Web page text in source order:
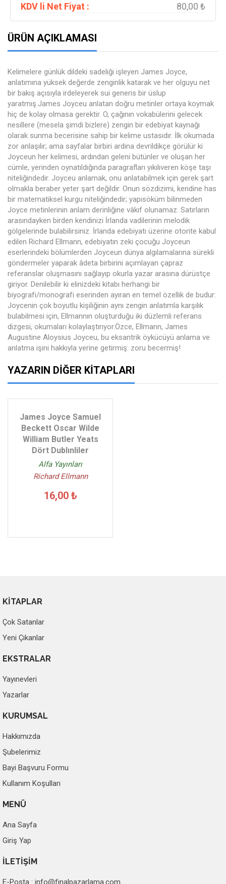
KDV li Net Fiyat :
80,00 ₺
ÜRÜN AÇIKLAMASI
Kelimelere günlük dildeki sadeliği işleyen James Joyce,
anlatımına yüksek değerde zenginlik katarak ve her olguyu net
bir bakış açısıyla irdeleyerek sui generis bir üslup
yaratmış.James Joyceu anlatan doğru metinler ortaya koymak
hiç de kolay olmasa gerektir. O, çağının vokabülerini gelecek
nesillere (mesela şimdi bizlere) zengin bir edebiyat kaynağı
olarak sunma becerisine sahip bir kelime ustasıdır. İlk okumada
zor anlaşılır; ama sayfalar birbiri ardına devrildikçe görülür ki
Joyceun her kelimesi, ardından geleni bütünler ve oluşan her
cümle, yerinden oynatıldığında paragrafları yıkılıveren köşe taşı
niteliğindedir. Joyceu anlamak, onu anlatabilmek için gerek şart
olmakla beraber yeter şart değildir. Onun sözdizimi, kendine has
bir matematiksel kurgu niteliğindedir; yapısöküm bilinmeden
Joyce metinlerinin anlam derinliğine vâkıf olunamaz. Satırların
arasındayken birden kendinizi İrlanda vadilerinin melodik
gölgelerinde bulabilirsiniz. İrlanda edebiyatı üzerine otorite kabul
edilen Richard Ellmann, edebiyatın zeki çocuğu Joyceun
eserlerindeki bölümlerden Joyceun dünya algılamalarına sürekli
göndermeler yaparak âdeta birbirini açımlayan çapraz
referanslar oluşmasını sağlayıp okurla yazar arasına dürüstçe
giriyor. Denilebilir ki elinizdeki kitabı herhangi bir
biyografi/monografi eserinden ayıran en temel özellik de budur:
Joycenin çok boyutlu kişiliğinin aynı zengin anlatımla karşılık
bulabilmesi için, Ellmannın oluşturduğu iki düzlemli referans
dizgesi, okumaları kolaylaştırıyor.Özce, Ellmann, James
Augustine Aloysius Joyceu, bu eksantrik öykücüyü anlama ve
anlatma işini hakkıyla yerine getirmiş: zoru becermiş!
YAZARIN DIĞER KITAPLARI
James Joyce Samuel
Beckett Oscar Wilde
William Butler Yeats
Dört Dublınliler
Alfa Yayınları
Richard Ellmann
16,00 ₺
KİTAPLAR
Çok Satanlar
Yeni Çıkanlar
EKSTRALAR
Yayınevleri
Yazarlar
KURUMSAL
Hakkımızda
Şubelerimiz
Bayi Başvuru Formu
Kullanım Koşulları
MENÜ
Ana Sayfa
Giriş Yap
İLETİŞİM
E-Posta : info@finalpazarlama.com